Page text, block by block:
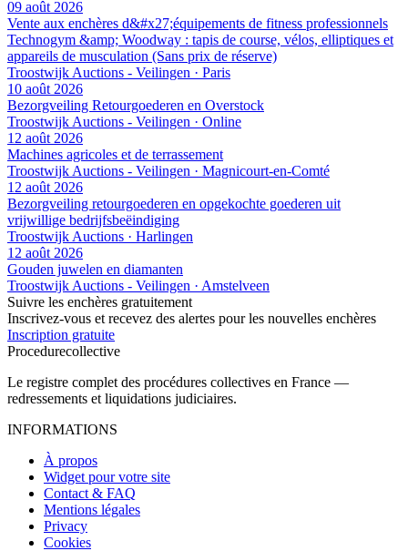
09 août 2026
Vente aux enchères d&#x27;équipements de fitness professionnels
Technogym &amp; Woodway : tapis de course, vélos, elliptiques et
appareils de musculation (Sans prix de réserve)
Troostwijk Auctions - Veilingen · Paris
10 août 2026
Bezorgveiling Retourgoederen en Overstock
Troostwijk Auctions - Veilingen · Online
12 août 2026
Machines agricoles et de terrassement
Troostwijk Auctions - Veilingen · Magnicourt-en-Comté
12 août 2026
Bezorgveiling retourgoederen en opgekochte goederen uit
vrijwillige bedrijfsbeëindiging
Troostwijk Auctions · Harlingen
12 août 2026
Gouden juwelen en diamanten
Troostwijk Auctions - Veilingen · Amstelveen
Suivre les enchères gratuitement
Inscrivez-vous et recevez des alertes pour les nouvelles enchères
Inscription gratuite
Procedurecollective
Le registre complet des procédures collectives en France —
redressements et liquidations judiciaires.
INFORMATIONS
À propos
Widget pour votre site
Contact & FAQ
Mentions légales
Privacy
Cookies